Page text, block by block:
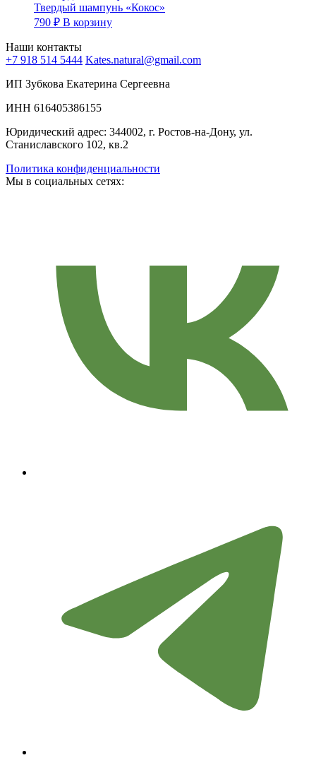
Твердый шампунь «Кокос»
790 ₽ В корзину
Наши контакты
+7 918 514 5444 Kates.natural@gmail.com
ИП Зубкова Екатерина Сергеевна
ИНН 616405386155
Юридический адрес: 344002, г. Ростов-на-Дону, ул.
Станиславского 102, кв.2
Политика конфиденциальности
Мы в социальных сетях: